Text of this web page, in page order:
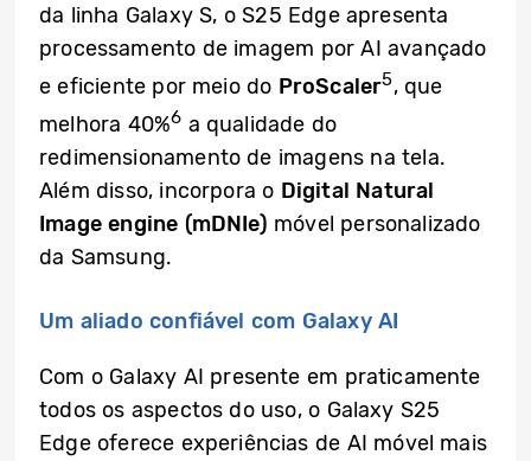
da linha Galaxy S, o S25 Edge apresenta
processamento de imagem por AI avançado
e eficiente por meio do ProScaler5, que
melhora 40%6 a qualidade do
redimensionamento de imagens na tela.
Além disso, incorpora o Digital Natural
Image engine (mDNIe) móvel personalizado
da Samsung.
Um aliado confiável com Galaxy AI
Com o Galaxy AI presente em praticamente
todos os aspectos do uso, o Galaxy S25
Edge oferece experiências de AI móvel mais